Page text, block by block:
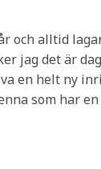
och alltid
jag det är
en helt ny
som har